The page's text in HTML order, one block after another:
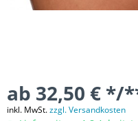
ab 32,50 € */
inkl. MwSt.zzgl. Versandkosten